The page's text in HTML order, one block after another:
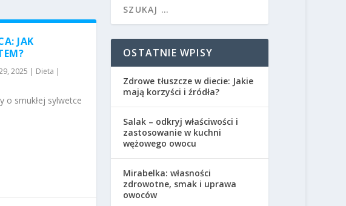
JAK
2025 | Dieta |
o smukłej sylwetce
OSTATNIE WPISY
Zdrowe tłuszcze w diecie: Jakie
mają korzyści i źródła?
Salak – odkryj właściwości i
zastosowanie w kuchni
wężowego owocu
Mirabelka: własności
zdrowotne, smak i uprawa
owoców